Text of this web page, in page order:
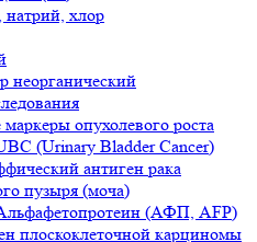
хлор
неорганический
опухолевого роста
(Urinary Bladder Cancer)
антиген рака
пузыря (моча)
(АФП, AFP)
плоскоклеточной карциномы